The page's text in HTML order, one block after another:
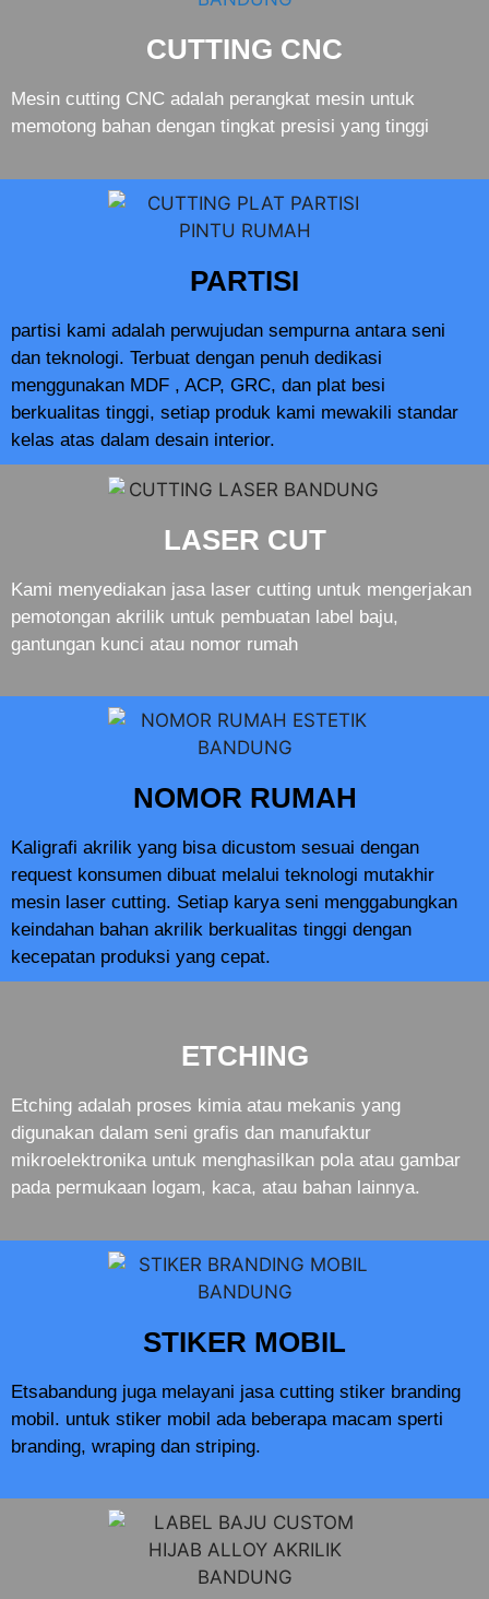
CUTTING CNC
Mesin cutting CNC adalah perangkat mesin untuk
memotong bahan dengan tingkat presisi yang tinggi
PARTISI
partisi kami adalah perwujudan sempurna antara seni
dan teknologi. Terbuat dengan penuh dedikasi
menggunakan MDF , ACP, GRC, dan plat besi
berkualitas tinggi, setiap produk kami mewakili standar
kelas atas dalam desain interior.
LASER CUT
Kami menyediakan jasa laser cutting untuk mengerjakan
pemotongan akrilik untuk pembuatan label baju,
gantungan kunci atau nomor rumah
NOMOR RUMAH
Kaligrafi akrilik yang bisa dicustom sesuai dengan
request konsumen dibuat melalui teknologi mutakhir
mesin laser cutting. Setiap karya seni menggabungkan
keindahan bahan akrilik berkualitas tinggi dengan
kecepatan produksi yang cepat.
ETCHING
Etching adalah proses kimia atau mekanis yang
digunakan dalam seni grafis dan manufaktur
mikroelektronika untuk menghasilkan pola atau gambar
pada permukaan logam, kaca, atau bahan lainnya.
STIKER MOBIL
Etsabandung juga melayani jasa cutting stiker branding
mobil. untuk stiker mobil ada beberapa macam sperti
branding, wraping dan striping.